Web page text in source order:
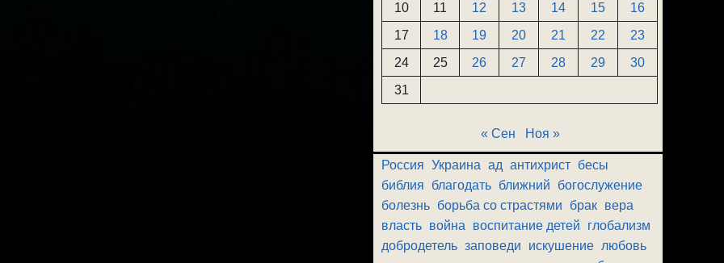
10
11 12 13 14 15
16
17
18 19 20 21 22
23
24
25 26 27 28 29
30
31
« Сен Ноя »
Россия Украина ад антихрист бесы
библия
благодать ближний
богослужение
болезнь борьба со страстями брак вера
власть война воспитание детей
глобализм
добродетель заповеди искушение любовь